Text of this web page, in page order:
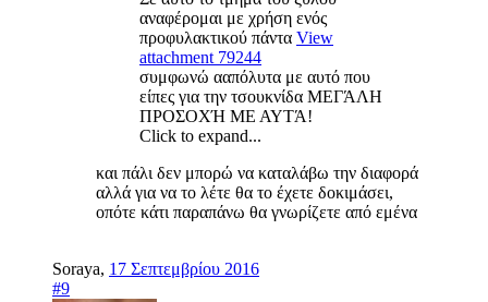
αναφέρομαι με χρήση ενός
προφυλακτικού πάντα View
attachment 79244
συμφωνώ ααπόλυτα με αυτό που
είπες για την τσουκνίδα ΜΕΓΆΛΗ
ΠΡΟΣΟΧΉ ΜΕ ΑΥΤΆ!
Click to expand...
και πάλι δεν μπορώ να καταλάβω την διαφορά
αλλά για να το λέτε θα το έχετε δοκιμάσει,
οπότε κάτι παραπάνω θα γνωρίζετε από εμένα
Soraya, 17 Σεπτεμβρίου 2016
#9